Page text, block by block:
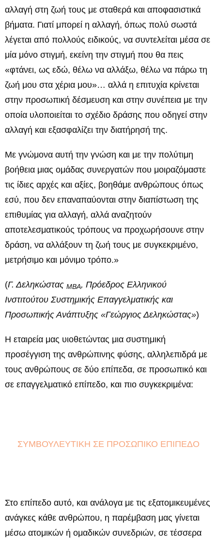
αλλαγή στη ζωή τους με σταθερά και αποφασιστικά
βήματα. Γιατί μπορεί η αλλαγή, όπως πολύ σωστά
λέγεται από πολλούς ειδικούς, να συντελείται μέσα σε
μία μόνο στιγμή, εκείνη την στιγμή που θα πεις
«φτάνει, ως εδώ, θέλω να αλλάξω, θέλω να πάρω τη
ζωή μου στα χέρια μου»… αλλά η επιτυχία κρίνεται
στην προσωπική δέσμευση και στην συνέπεια με την
οποία υλοποιείται το σχέδιο δράσης που οδηγεί στην
αλλαγή και εξασφαλίζει την διατήρησή της.
Με γνώμονα αυτή την γνώση και με την πολύτιμη
βοήθεια μιας ομάδας συνεργατών που μοιραζόμαστε
τις ίδιες αρχές και αξίες, βοηθάμε ανθρώπους όπως
εσύ, που δεν επαναπαύονται στην διαπίστωση της
επιθυμίας για αλλαγή, αλλά αναζητούν
αποτελεσματικούς τρόπους να προχωρήσουνε στην
δράση, να αλλάξουν τη ζωή τους με συγκεκριμένο,
μετρήσιμο και μόνιμο τρόπο.»
(Γ. Δεληκώστας ΜΒΑ, Πρόεδρος Ελληνικού
Ινστιτούτου Συστημικής Επαγγελματικής και
Προσωπικής Ανάπτυξης «Γεώργιος Δεληκώστας»)
Η εταιρεία μας υιοθετώντας μια συστημική
προσέγγιση της ανθρώπινης φύσης, αλληλεπιδρά με
τους ανθρώπους σε δύο επίπεδα, σε προσωπικό και
σε επαγγελματικό επίπεδο, και πιο συγκεκριμένα:
ΣΥΜΒΟΥΛΕΥΤΙΚΗ ΣΕ ΠΡΟΣΩΠΙΚΟ ΕΠΙΠΕΔΟ
Στο επίπεδο αυτό, και ανάλογα με τις εξατομικευμένες
ανάγκες κάθε ανθρώπου, η παρέμβαση μας γίνεται
μέσω ατομικών ή ομαδικών συνεδριών, σε τέσσερα